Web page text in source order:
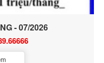
- 07/2026